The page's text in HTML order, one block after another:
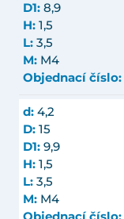
D1: 8,9
H: 1,5
L: 3,5
M: M4
Objednací číslo:
d: 4,2
D: 15
D1: 9,9
H: 1,5
L: 3,5
M: M4